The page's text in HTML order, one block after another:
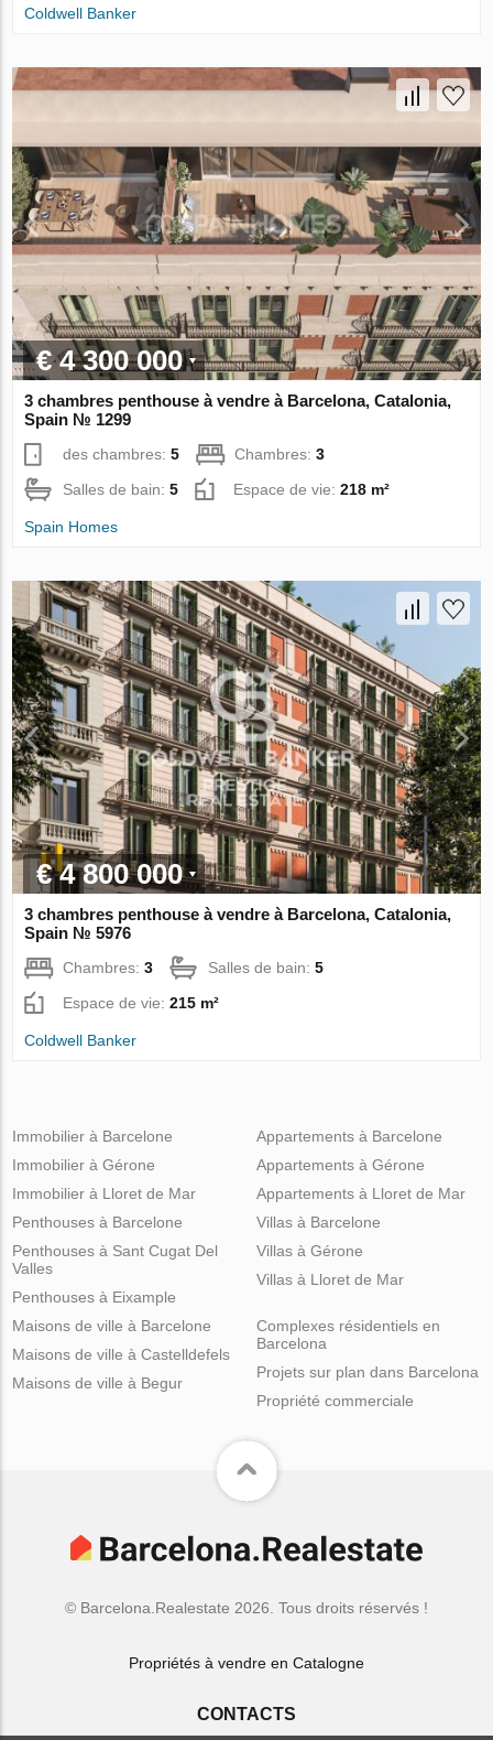
Coldwell Banker
€ 4 300 000
3 chambres penthouse à vendre à Barcelona, Catalonia,
Spain № 1299
des chambres:5 Chambres:3
Salles de bain:5 Espace de vie:218 m²
Spain Homes
€ 4 800 000
3 chambres penthouse à vendre à Barcelona, Catalonia,
Spain № 5976
Chambres:3 Salles de bain:5
Espace de vie:215 m²
Coldwell Banker
Immobilier à Barcelone
Immobilier à Gérone
Immobilier à Lloret de Mar
Appartements à Barcelone
Appartements à Gérone
Appartements à Lloret de Mar
Penthouses à Barcelone
Penthouses à Sant Cugat Del
Valles
Penthouses à Eixample
Villas à Barcelone
Villas à Gérone
Villas à Lloret de Mar
Maisons de ville à Barcelone
Maisons de ville à Castelldefels
Maisons de ville à Begur
Complexes résidentiels en
Barcelona
Projets sur plan dans Barcelona
Propriété commerciale
© Barcelona.Realestate 2026. Tous droits réservés !
Propriétés à vendre en Catalogne
CONTACTS